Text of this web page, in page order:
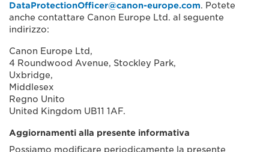
DataProtectionOfficer@canon-europe.com. Potete
anche contattare Canon Europe Ltd. al seguente
indirizzo:
Canon Europe Ltd,
4 Roundwood Avenue, Stockley Park,
Uxbridge,
Middlesex
Regno Unito
United Kingdom UB11 1AF.
Aggiornamenti alla presente informativa
Possiamo modificare periodicamente la presente